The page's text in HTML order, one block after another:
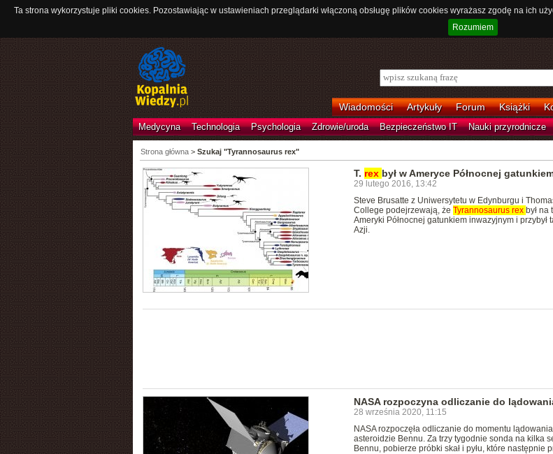
Ta strona wykorzystuje pliki cookies. Pozostawiając w ustawieniach przeglądarki włączoną obsługę plików cookies wyrażasz zgodę na ich
Rozumiem
Wiadomości Artykuły Forum Książki
Medycyna Technologia Psychologia Zdrowie/uroda Bezpieczeństwo IT Nauki przyrodnicze
Strona główna> Szukaj "Tyrannosaurus rex"
T. rex był w Ameryce Północnej
29 lutego 2016, 13:42
Steve Brusatte z Uniwersytetu w Edynburgu i
College podejrzewają, że Tyrannosaurus rex był
Ameryki Północnej gatunkiem inwazyjnym i przybył
Azji.
NASA rozpoczyna odliczanie do
28 września 2020, 11:15
NASA rozpoczęła odliczanie do momentu
asteroidzie Bennu. Za trzy tygodnie sonda na kilka
Bennu, pobierze próbki skał i pyłu, które następnie